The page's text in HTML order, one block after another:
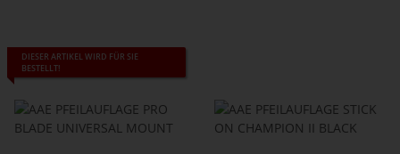
DIESER ARTIKEL WIRD FÜR SIE
BESTELLT!